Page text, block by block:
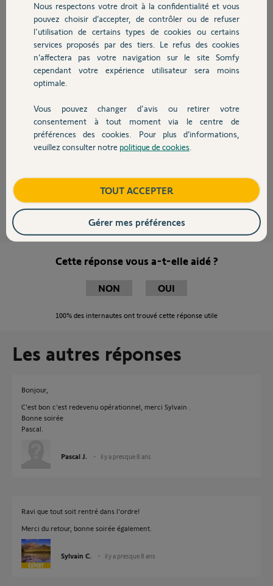
Chauffage
Autres produits
Devis avec un pro
Contact
Pascal J.
il y a presque 8 ans
Participer au fil de discussion
Bonjour,
Faire une RAZ de TaHoma voir ici
http://forum.somfy.fr/questions/1626676-faq-video-effectuer-reset-
tahoma
il y a presque 8 ans
Cette réponse vous a-t-elle aidé ?
NON OUI
100% des internautes ont trouvé cette réponse utile
Les autres réponses
Bonjour,
C'est bon c'est redevenu opérationnel, merci Sylvain .
Bonne soirée
Pascal.
Pascal J. il y a presque 8 ans
Ravi que tout soit rentré dans l'ordre!
Merci du retour, bonne soirée également.
Sylvain C. il y a presque 8 ans
Nous respectons votre droit à la confidentialité et vous
pouvez choisir d’accepter, de contrôler ou de refuser
l'utilisation de certains types de cookies ou certains
services proposés par des tiers. Le refus des cookies
n’affectera pas votre navigation sur le site Somfy
cependant votre expérience utilisateur sera moins
optimale.
Vous pouvez changer d'avis ou retirer votre
consentement à tout moment via le centre de
préférences des cookies. Pour plus d’informations,
veuillez consulter notre politique de cookies
TOUT ACCEPTER
Gérer mes préférences